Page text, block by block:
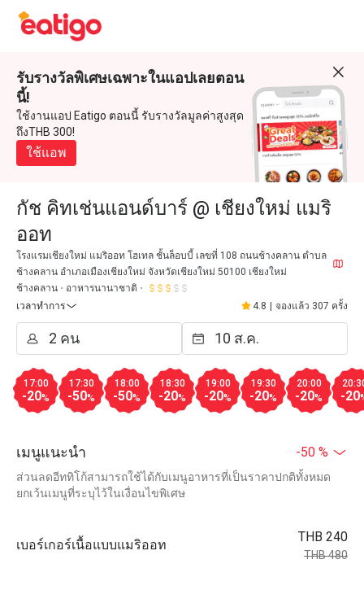
รับรางวัลพิเศษเฉพาะในแอปเลยตอน
นี้!
ใช้งานแอป Eatigo ตอนนี้ รับรางวัลมูลค่าสูงสุด
ถึงTHB 300!
ใช้แอพ
กัช คิทเช่นแอนด์บาร์ @ เชียงใหม่ แมริ
ออท
โรงแรมเชียงใหม่ แมริออท โฮเทล ชั้นล็อบบี้ เลขที่ 108 ถนนช้างคลาน ตำบล
ช้างคลาน อำเภอเมืองเชียงใหม่ จังหวัดเชียงใหม่ 50100 เชียงใหม่
ช้างคลาน
อาหารนานาชาติ
เวลาทำการ
4.8 จองแล้ว 307 ครั้ง
17:00
-20%
17:30
-50%
18:00
-50%
18:30
-20%
19:00
-20%
19:30
-20%
20:00
-20% -20
เมนูแนะนำ -50 %
ส่วนลดอีททิโก้สามารถใช้ได้กับเมนูอาหารที่เป็นราคาปกติทั้งหมด
ยกเว้นเมนูที่ระบุไว้ในเงื่อนไขพิเศษ
เบอร์เกอร์เนื้อแบบแมริออท
THB 240
THB 480